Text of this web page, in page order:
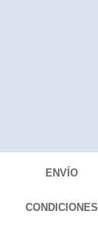
ENVÍO
CONDICIONES